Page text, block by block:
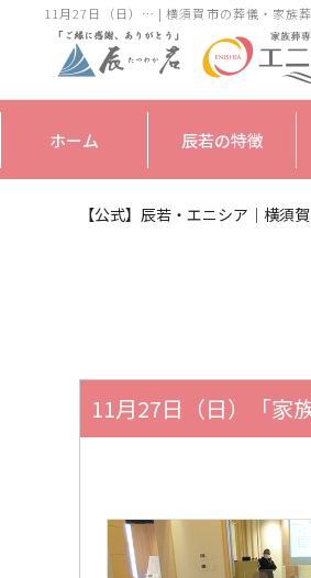
11月27日（日）… | 横須賀市の葬儀・家族
ホーム 辰若の特徴
【公式】辰若・エニシア｜横須
11月27日（日）「家